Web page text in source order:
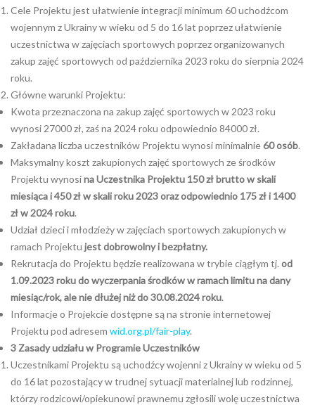
Cele Projektu jest ułatwienie integracji minimum 60 uchodźcom
wojennym z Ukrainy w wieku od 5 do 16 lat poprzez ułatwienie
uczestnictwa w zajęciach sportowych poprzez organizowanych
zakup zajęć sportowych od października 2023 roku do sierpnia 2024
roku.
Główne warunki Projektu:
Kwota przeznaczona na zakup zajęć sportowych w 2023 roku
wynosi 27000 zł, zaś na 2024 roku odpowiednio 84000 zł.
Zakładana liczba uczestników Projektu wynosi minimalnie60 osób.
Maksymalny koszt zakupionych zajęć sportowych ze środków
Projektu wynosinaUczestnika Projektu 150 złbruttow skali
miesiąca i 450 zł w skali roku 2023 oraz odpowiednio 175 zł i 1400
zł w 2024 roku.
Udział dzieci i młodzieży w zajęciach sportowych zakupionych w
ramach Projektu jest dobrowolny i bezpłatny.
Rekrutacja do Projektu będzie realizowana w trybie ciągłym tj. od
1.09.2023 roku do wyczerpania środków w ramach limitu na dany
miesiąc/rok, ale nie dłużej niż do 30.08.2024 roku.
Informacje o Projekcie dostępne są na stronie internetowej
Projektu pod adresem wid.org.pl/fair-play.
3 Zasady udziału w Programie Uczestników
Uczestnikami Projektu są uchodźcy wojenni z Ukrainy w wieku od 5
do 16 lat pozostający w trudnej sytuacji materialnej lub rodzinnej,
którzy rodzicowi/opiekunowi prawnemu zgłosili wolę uczestnictwa